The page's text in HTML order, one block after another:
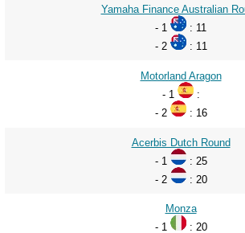
Yamaha Finance Australian
- 1
: 11
- 2
: 11
Motorland Aragon
- 1
:
- 2
: 16
Acerbis Dutch Round
- 1
: 25
- 2
: 20
Monza
- 1
: 20